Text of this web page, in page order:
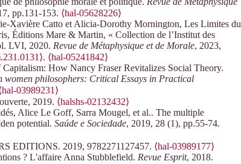
pp.131-153. ⟨hal-05628226⟩
Xavière Catto et Alicia-Dorothy Mornington, Les Limites du
Éditions Mare & Martin, « Collection de l’Institut des
LVI, 2020. Revue de Métaphysique et de Morale, 2023,
. ⟨hal-05241842⟩
How Nancy Fraser Revitalizes Social Theory.
women philosophers: Critical Essays in Practical
03989231⟩
2019. ⟨halshs-02132432⟩
Alice Le Goff, Sarra Mougel, et al.. The multiple
potential. Saúde e Sociedade, 2019, 28 (1), pp.55-74.
EDITIONS. 2019, 9782271127457. ⟨hal-03989177⟩
? L'affaire Anna Stubblefield. Revue Esprit, 2018.